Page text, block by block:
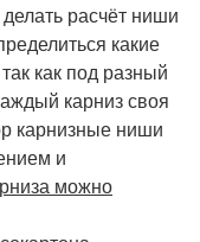
расчёт ниши
какие
как под разный
карниз своя
карнизные ниши
и
можно